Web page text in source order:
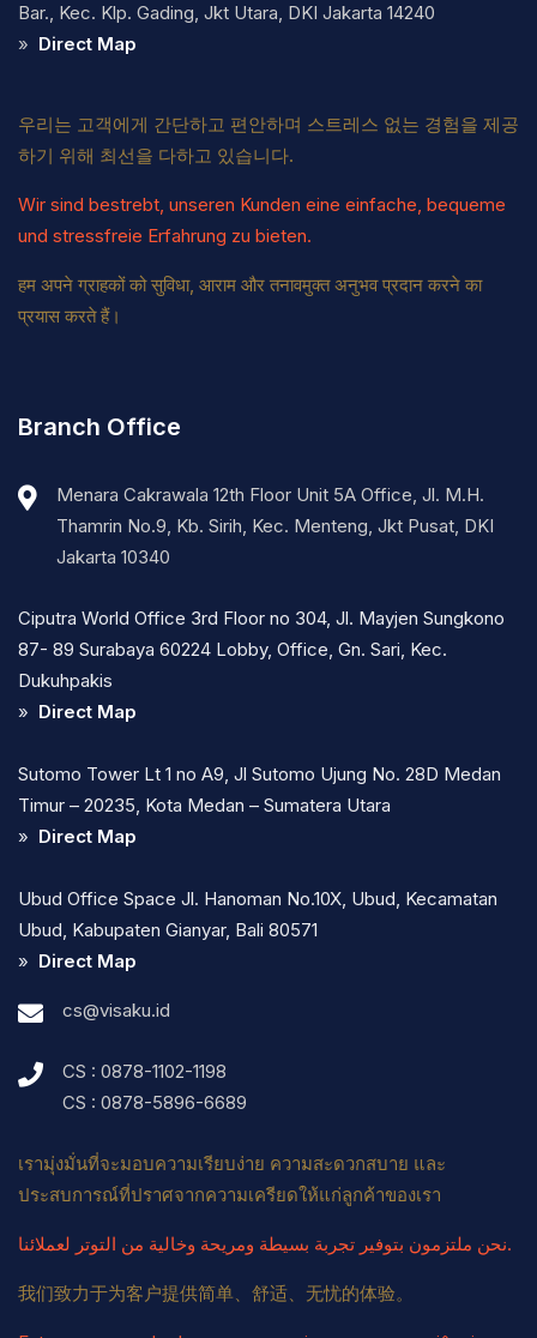
Bar., Kec. Klp. Gading, Jkt Utara, DKI Jakarta 14240
» Direct Map
우리는 고객에게 간단하고 편안하며 스트레스 없는 경험을 제공
하기 위해 최선을 다하고 있습니다.
Wir sind bestrebt, unseren Kunden eine einfache, bequeme
und stressfreie Erfahrung zu bieten.
हम अपने ग्राहकों को सुविधा, आराम और तनावमुक्त अनुभव प्रदान करने का
प्रयास करते हैं।
Branch Office
Menara Cakrawala 12th Floor Unit 5A Office, Jl. M.H.
Thamrin No.9, Kb. Sirih, Kec. Menteng, Jkt Pusat, DKI
Jakarta 10340
Ciputra World Office 3rd Floor no 304, Jl. Mayjen Sungkono
87- 89 Surabaya 60224 Lobby, Office, Gn. Sari, Kec.
Dukuhpakis
» Direct Map
Sutomo Tower Lt 1 no A9, Jl Sutomo Ujung No. 28D Medan
Timur – 20235, Kota Medan – Sumatera Utara
» Direct Map
Ubud Office Space Jl. Hanoman No.10X, Ubud, Kecamatan
Ubud, Kabupaten Gianyar, Bali 80571
» Direct Map
cs@visaku.id
CS : 0878-1102-1198
CS : 0878-5896-6689
เรามุ่งมั่นที่จะมอบความเรียบง่าย ความสะดวกสบาย และ
ประสบการณ์ที่ปราศจากความเครียดให้แก่ลูกค้าของเรา
نحن ملتزمون بتوفير تجربة بسيطة ومريحة وخالية من التوتر لعملائنا.
我们致力于为客户提供简单、舒适、无忧的体验。